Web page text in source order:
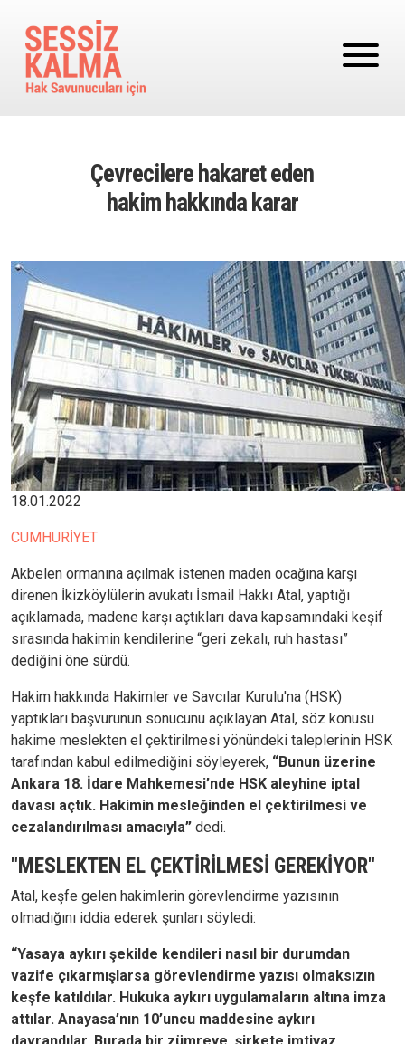
Çevrecilere hakaret eden
hakim hakkında karar
Image
18.01.2022
CUMHURİYET
Akbelen ormanına açılmak istenen maden ocağına karşı
direnen İkizköylülerin avukatı İsmail Hakkı Atal, yaptığı
açıklamada, madene karşı açtıkları dava kapsamındaki keşif
sırasında hakimin kendilerine “geri zekalı, ruh hastası”
dediğini öne sürdü.
Hakim hakkında Hakimler ve Savcılar Kurulu'na (HSK)
yaptıkları başvurunun sonucunu açıklayan Atal, söz konusu
hakime meslekten el çektirilmesi yönündeki taleplerinin HSK
tarafından kabul edilmediğini söyleyerek, “Bunun üzerine
Ankara 18. İdare Mahkemesi’nde HSK aleyhine iptal
davası açtık. Hakimin mesleğinden el çektirilmesi ve
cezalandırılması amacıyla” dedi.
"MESLEKTEN EL ÇEKTİRİLMESİ GEREKİYOR"
Atal, keşfe gelen hakimlerin görevlendirme yazısının
olmadığını iddia ederek şunları söyledi:
“Yasaya aykırı şekilde kendileri nasıl bir durumdan
vazife çıkarmışlarsa görevlendirme yazısı olmaksızın
keşfe katıldılar. Hukuka aykırı uygulamaların altına imza
attılar. Anayasa’nın 10’uncu maddesine aykırı